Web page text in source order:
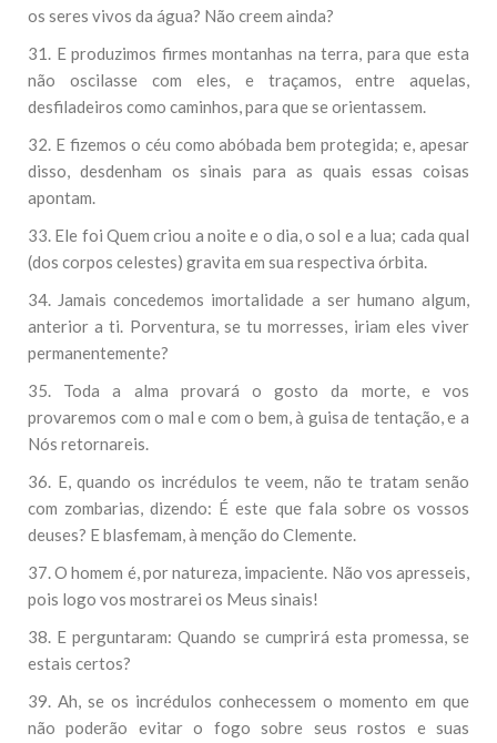
os seres vivos da água? Não creem ainda?
31. E produzimos firmes montanhas na terra, para que esta
não oscilasse com eles, e traçamos, entre aquelas,
desfiladeiros como caminhos, para que se orientassem.
32. E fizemos o céu como abóbada bem protegida; e, apesar
disso, desdenham os sinais para as quais essas coisas
apontam.
33. Ele foi Quem criou a noite e o dia, o sol e a lua; cada qual
(dos corpos celestes) gravita em sua respectiva órbita.
34. Jamais concedemos imortalidade a ser humano algum,
anterior a ti. Porventura, se tu morresses, iriam eles viver
permanentemente?
35. Toda a alma provará o gosto da morte, e vos
provaremos com o mal e com o bem, à guisa de tentação, e a
Nós retornareis.
36. E, quando os incrédulos te veem, não te tratam senão
com zombarias, dizendo: É este que fala sobre os vossos
deuses? E blasfemam, à menção do Clemente.
37. O homem é, por natureza, impaciente. Não vos apresseis,
pois logo vos mostrarei os Meus sinais!
38. E perguntaram: Quando se cumprirá esta promessa, se
estais certos?
39. Ah, se os incrédulos conhecessem o momento em que
não poderão evitar o fogo sobre seus rostos e suas